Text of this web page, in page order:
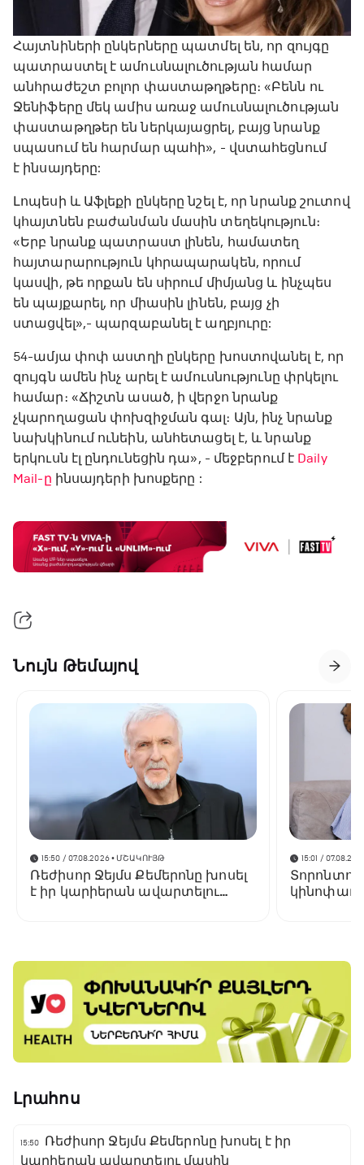
Հայտնիների ընկերները պատմել են, որ զույգը
պատրաստել է ամուսնալուծության համար
անհրաժեշտ բոլոր փաստաթղթերը։ «Բենն ու
Ջենիֆերը մեկ ամիս առաջ ամուսնալուծության
փաստաթղթեր են ներկայացրել, բայց նրանք
սպասում են հարմար պահի», - վստահեցնում
է ինսայդերը:
Լոպեսի և Աֆլեքի ընկերը նշել է, որ նրանք շուտով
կհայտնեն բաժանման մասին տեղեկություն։
«Երբ նրանք պատրաստ լինեն, համատեղ
հայտարարություն կհրապարակեն, որում
կասվի, թե որքան են սիրում միմյանց և ինչպես
են պայքարել, որ միասին լինեն, բայց չի
ստացվել»,- պարզաբանել է աղբյուրը:
54-ամյա փոփ աստղի ընկերը խոստովանել է, որ
զույգն ամեն ինչ արել է ամուսնությունը փրկելու
համար։ «Ճիշտն ասած, ի վերջո նրանք
չկարողացան փոխզիջման գալ։ Այն, ինչ նրանք
նախկինում ունեին, անհետացել է, և նրանք
երկուսն էլ ընդունեցին դա», - մեջբերում է Daily
Mail-ը ինսայդերի խոսքերը :
Նույն Թեմայով
15:50 / 07.08.2026• ՄՇԱԿՈՒՅԹ
Ռեժիսոր Ջեյմս Քեմերոնը խոսել
է իր կարիերան ավարտելու
15:01 /
Լրահոս
15:50
Ռեժիսոր Ջեյմս Քեմերոնը խոսել է իր
կարիերան ավարտելու մասին